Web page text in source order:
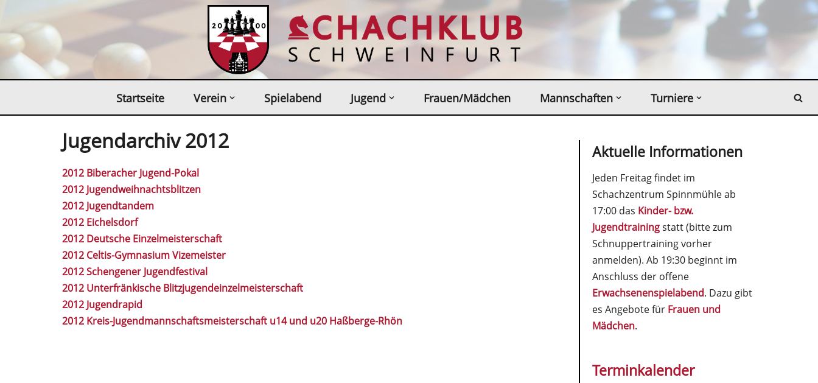
Zum
Inhalt
springen
Startseite Verein Spielabend Jugend Frauen/Mädchen Mannschaften Turniere
Jugendarchiv 2012
2012 Biberacher Jugend-Pokal
2012 Jugendweihnachtsblitzen
2012 Jugendtandem
2012 Eichelsdorf
2012 Deutsche Einzelmeisterschaft
2012 Celtis-Gymnasium Vizemeister
2012 Schengener Jugendfestival
2012 Unterfränkische Blitzjugendeinzelmeisterschaft
2012 Jugendrapid
2012 Kreis-Jugendmannschaftsmeisterschaft u14 und u20 Haßberge-Rhön
Aktuelle Informationen
Jeden Freitag findet im
Schachzentrum Spinnmühle ab
17:00 das Kinder- bzw.
Jugendtrainingstatt (bitte zum
Schnuppertraining vorher
anmelden). Ab 19:30 beginnt im
Anschluss der offene
Erwachsenenspielabend. Dazu gibt
es Angebote für Frauen und
Mädchen.
Terminkalender